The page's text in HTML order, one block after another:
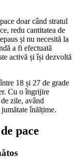
doar când stratul
redu cantitatea de
și nu necesită la
a fi efectuată
activă și își dezvoltă
18 și 27 de grade
Cu o îngrijire
zile, având
înălțime.
pace